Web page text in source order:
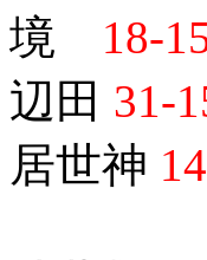
境 18-
辺田 31-
居世神